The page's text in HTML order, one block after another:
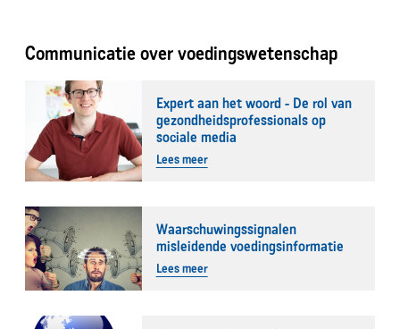
Communicatie over voedingswetenschap
Expert aan het woord - De rol van
gezondheidsprofessionals op
sociale media
Lees meer
Waarschuwingssignalen
misleidende voedingsinformatie
Lees meer